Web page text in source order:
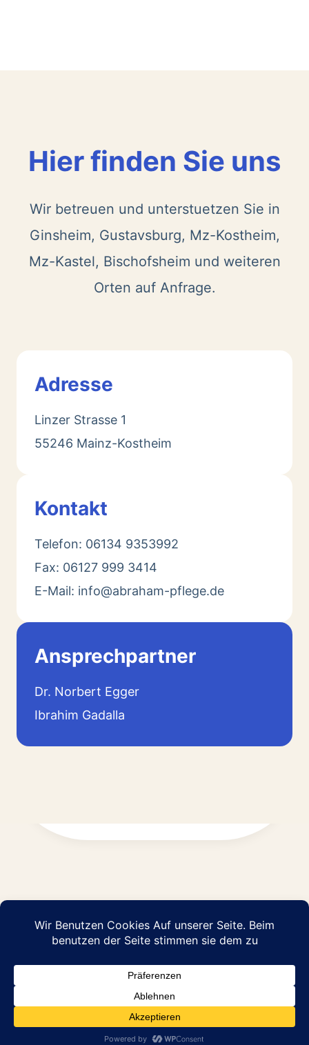
Hier finden Sie uns
Wir betreuen und unterstuetzen Sie in
Ginsheim, Gustavsburg, Mz-Kostheim,
Mz-Kastel, Bischofsheim und weiteren
Orten auf Anfrage.
Adresse
Linzer Strasse 1
55246 Mainz-Kostheim
Kontakt
Telefon: 06134 9353992
Fax: 06127 999 3414
E-Mail: info@abraham-pflege.de
Ansprechpartner
Dr. Norbert Egger
Ibrahim Gadalla
© 2026 Abraham Pflege GmbH